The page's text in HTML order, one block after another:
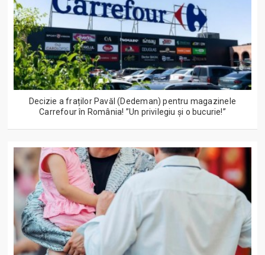
Decizie a fraților Pavăl (Dedeman) pentru magazinele
Carrefour în România! ”Un privilegiu și o bucurie!”